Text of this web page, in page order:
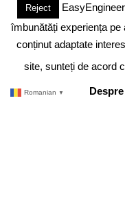
DESPRE NOI
DESPRE COOKIES
Reject
îmbunătăți experiența
conținut adaptate
site, sunteți de acord
Romanian ▼